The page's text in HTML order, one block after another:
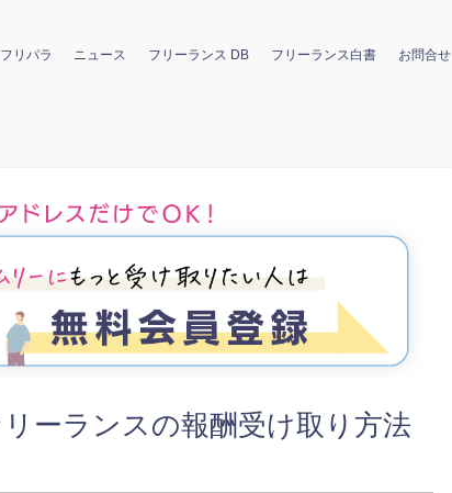
フリパラ ニュース フリーランス DB フリーランス白書 お問合せ
ーランスの報酬受け取り方法